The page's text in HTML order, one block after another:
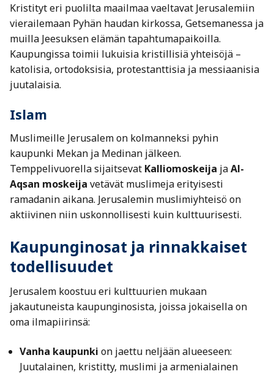
Kristityt eri puolilta maailmaa vaeltavat Jerusalemiin
vierailemaan Pyhän haudan kirkossa, Getsemanessa ja
muilla Jeesuksen elämän tapahtumapaikoilla.
Kaupungissa toimii lukuisia kristillisiä yhteisöjä –
katolisia, ortodoksisia, protestanttisia ja messiaanisia
juutalaisia.
Islam
Muslimeille Jerusalem on kolmanneksi pyhin
kaupunki Mekan ja Medinan jälkeen.
Temppelivuorella sijaitsevat Kalliomoskeija jaAl-
Aqsan moskeija vetävät muslimeja erityisesti
ramadanin aikana. Jerusalemin muslimiyhteisö on
aktiivinen niin uskonnollisesti kuin kulttuurisesti.
Kaupunginosat ja rinnakkaiset
todellisuudet
Jerusalem koostuu eri kulttuurien mukaan
jakautuneista kaupunginosista, joissa jokaisella on
oma ilmapiirinsä:
Vanha kaupunki on jaettu neljään alueeseen:
Juutalainen, kristitty, muslimi ja armenialainen